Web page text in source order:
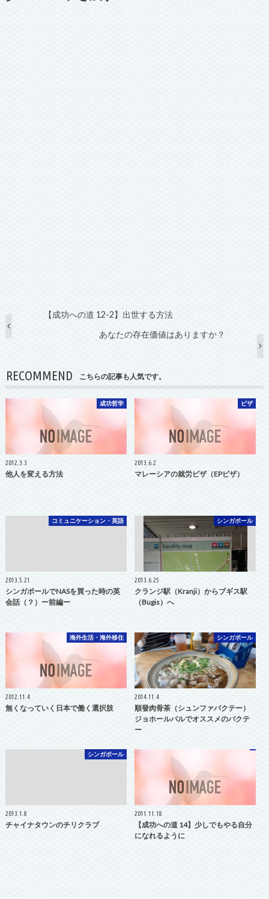
【成功への道 12-2】出世する方法
あなたの存在価値はありますか？
RECOMMEND こちらの記事も人気です。
成功哲学
2012.3.3
他人を変える方法
ビザ
2013.6.2
マレーシアの就労ビザ（EPビザ）
コミュニケーション・英語
2013.5.21
シンガポールでNASを買った時の英
会話（？）ー前編ー
シンガポール
2013.6.25
クランジ駅（Kranji）からブギス駅
（Bugis）へ
海外生活・海外移住
2012.11.4
無くなっていく日本で働く選択肢
シンガポール
2014.11.4
順發肉骨茶（シュンファバクテー）
ジョホールバルでオススメのバクテ
ー
シンガポール
2013.1.8
チャイナタウンのチリクラブ
2011.11.18
【成功への道 14】少しでもやる自分
になれるように